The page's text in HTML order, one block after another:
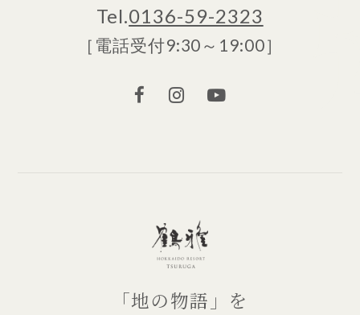
Tel.0136-59-2323
［電話受付9:30～19:00］
「地の物語」を